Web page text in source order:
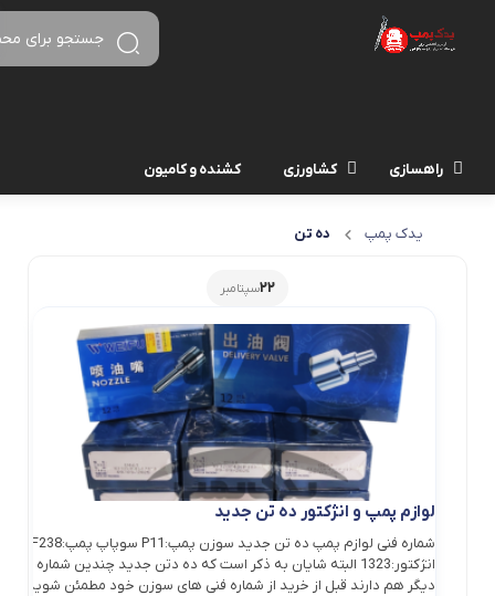
راهسازی کشاورزی کشنده و کامیون
یدک پمپ ده تن
22سپتامبر
لوازم پمپ و انژکتور ده تن جدید
انژکتور:1323 البته شایان به ذکر است که ده دتن جدید چندین شماره
دیگر هم دارند قبل از خرید از شماره فنی های سوزن خود مطمئن شوید. در